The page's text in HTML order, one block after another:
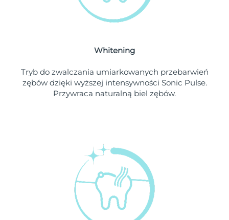
Whitening
Tryb do zwalczania umiarkowanych przebarwień
zębów dzięki wyższej intensywności Sonic Pulse.
Przywraca naturalną biel zębów.
Oczekiwany czas dostawy
SRA Makau (Chiny)
Oczekiwany czas dostawy
Oczekiwany czas dostawy
Oczekiwany czas dostawy
Oczekiwany czas dostawy